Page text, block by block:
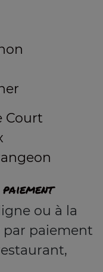
Court
ou à la
par paiement